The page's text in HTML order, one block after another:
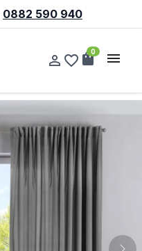
0882 590 940
person_outline favorite_border shopping_bag
0 menu